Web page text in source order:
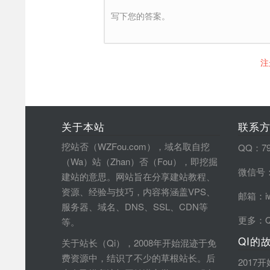
写下您的答案。
关于本站
挖站否（WZFou.com），域名取自挖
（Wa）站（Zhan）否（Fou），即挖掘
建站的意思。网站旨在分享建站教程、
资源、经验与技巧，内容将涵盖VPS、
服务器、域名、DNS、SSL、CDN等
等。
关于站长（Qi），2008年开始混迹于免
费资源中，结识了不少的草根站长。后
联系
QQ：
微信号
邮箱：
更多：
QI的
2017开